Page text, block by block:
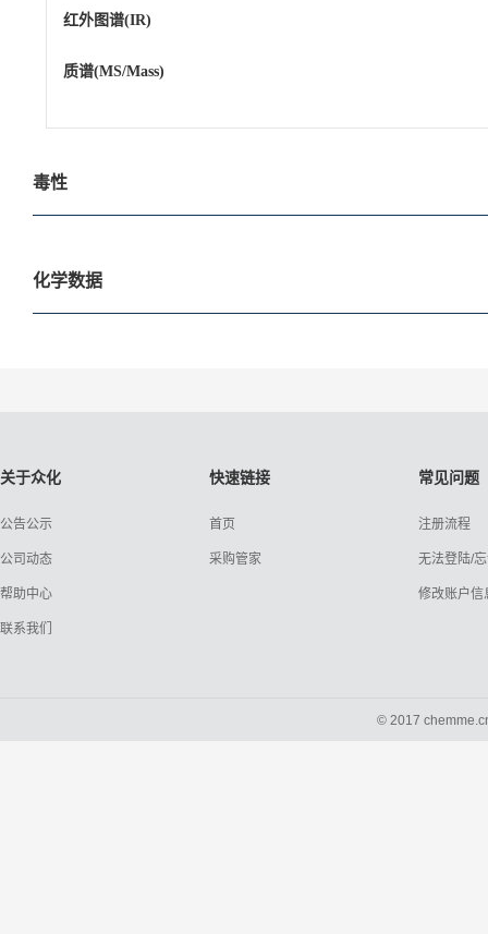
红外图谱(IR)
质谱(MS/Mass)
毒性
化学数据
关于众化
公告公示
公司动态
帮助中心
联系我们
快速链接
首页
采购管家
常见问题
注册流程
无法登陆/
修改账户信
© 2017